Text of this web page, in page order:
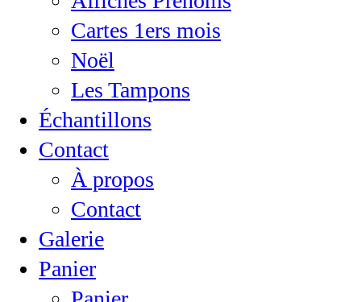
Cartes 1ers mois
Noël
Les Tampons
Échantillons
Contact
À propos
Contact
Galerie
Panier